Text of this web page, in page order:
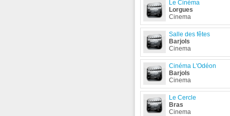
Le Cinéma
Lorgues
Cinema
Salle des fêtes
Barjols
Cinema
Cinéma L'Odéon
Barjols
Cinema
Le Cercle
Bras
Cinema